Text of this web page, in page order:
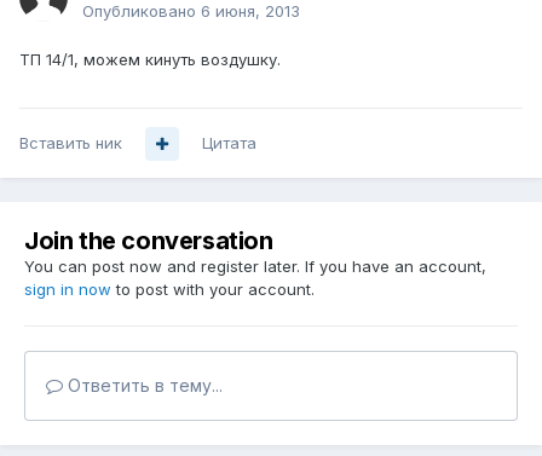
Опубликовано 6 июня, 2013
ТП 14/1, можем кинуть воздушку.
Вставить ник Цитата
Join the conversation
You can post now and register later. If you have an account,
sign in now to post with your account.
Ответить в тему...